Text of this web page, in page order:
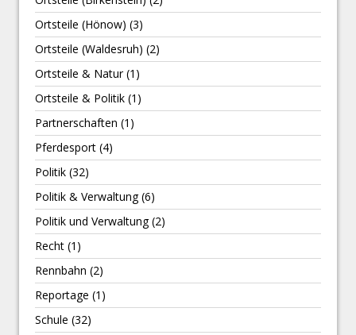
Ortsteile (Hönow) (3)
Ortsteile (Waldesruh) (2)
Ortsteile & Natur(1)
Ortsteile & Politik (1)
Partnerschaften (1)
Pferdesport (4)
Politik (32)
Politik & Verwaltung(6)
Politik und Verwaltung(2)
Recht (1)
Rennbahn (2)
Reportage (1)
Schule (32)